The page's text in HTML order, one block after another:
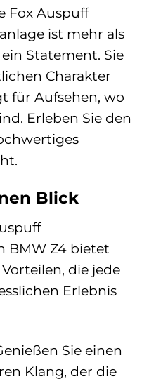
Fox Auspuff
ist mehr als
Statement. Sie
Charakter
für Aufsehen, wo
Erleben Sie den
Blick
BMW Z4 bietet
die jede
Erlebnis
Sie einen
Klang, der die